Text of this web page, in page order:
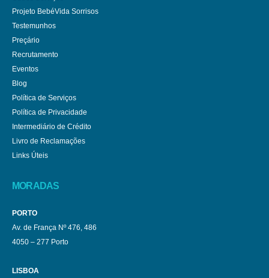
Projeto BebéVida Sorrisos
Testemunhos
Preçário
Recrutamento
Eventos
Blog
Política de Serviços
Política de Privacidade
Intermediário de Crédito
Livro de Reclamações
Links Úteis
MORADAS
PORTO
Av. de França Nº 476, 486
4050 – 277 Porto
LISBOA